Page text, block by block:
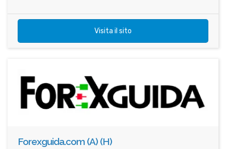
Visita il sito
Forexguida.com (A) (H)